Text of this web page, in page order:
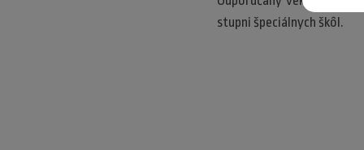
stupni špeciálnych škôl.